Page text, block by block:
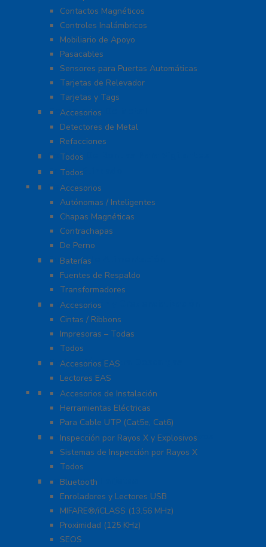
Contactos Magnéticos
Controles Inalámbricos
Mobiliario de Apoyo
Pasacables
Sensores para Puertas Automáticas
Tarjetas de Relevador
Tarjetas y Tags
Detectores De Metal
Accesorios
Detectores de Metal
Refacciones
Control De Rondas Para Vigilantes
Todos
Equipo Blindado
Todos
Cerraduras
Accesorios
Autónomas / Inteligentes
Chapas Magnéticas
Contrachapas
De Perno
Fuentes de Alimentación
Baterías
Fuentes de Respaldo
Transformadores
Identificación y Credencialización
Accesorios
Cintas / Ribbons
Impresoras – Todas
Todos
Protección Contra Descargas
Accesorios EAS
Lectores EAS
Herramientas
Accesorios de Instalación
Herramientas Eléctricas
Para Cable UTP (Cat5e, Cat6)
Inspección por Rayos X y Explosivos
Inspección por Rayos X y Explosivos
Sistemas de Inspección por Rayos X
Todos
Lectoras y Tarjetas
Bluetooth
Enroladores y Lectores USB
MIFARE®/iCLASS (13.56 MHz)
Proximidad (125 KHz)
SEOS